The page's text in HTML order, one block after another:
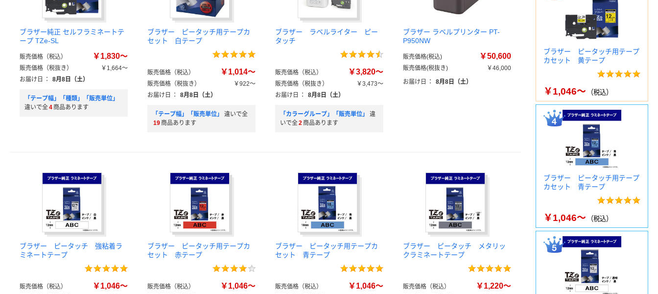
ブラザー純正 セルフラミネートテ
ープ TZe-SL
販売価格（税込） ￥1,830～
販売価格（税抜き）
￥1,664～
お届け日
： 8月8日（土）
「テープ幅」「種類」「販売単位」
違いで全4 商品あります
ブラザー ピータッチ用テープカ
セット 白テープ
販売価格（税込） ￥1,014～
販売価格（税抜き）
￥922～
お届け日
： 8月8日（土）
「テープ幅」「販売単位」
違いで全
19 商品あります
ブラザー ラベルライター ピー
タッチ
販売価格（税込） ￥3,820～
販売価格（税抜き）
￥3,473～
お届け日
： 8月8日（土）
「カラーグループ」「販売単位」
違
いで全2 商品あります
ブラザー ラベルプリンター PT-
P950NW
販売価格(税込) ￥50,600
販売価格(税抜き)
￥46,000
お届け日
： 8月8日（土）
ブラザー ピータッチ 強粘着ラ
ミネートテープ
販売価格（税込） ￥1,046～
ブラザー ピータッチ用テープカ
セット 赤テープ
販売価格（税込） ￥1,046～
ブラザー ピータッチ用テープカ
セット 青テープ
販売価格（税込） ￥1,046～
ブラザー ピータッチ メタリッ
クラミネートテープ
販売価格（税込） ￥1,220～
ブラザー ピータッチ用テープ
カセット 黄テープ
￥1,046～ （税込）
ブラザー ピータッチ用テープ
カセット 青テープ
￥1,046～ （税込）